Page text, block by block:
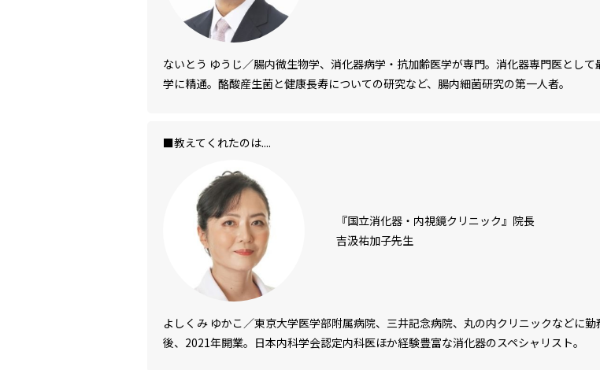
ないとう ゆうじ／腸内微生物学、消化器病学・抗加齢医学が専門。消化器専門医として
学に精通。酪酸産生菌と健康長寿についての研究など、腸内細菌研究の第一人者。
■教えてくれたのは....
『国立消化器・内視鏡クリニック』院長
吉汲祐加子先生
よしくみ ゆかこ／東京大学医学部附属病院、三井記念病院、丸の内クリニックなどに勤
後、2021年開業。日本内科学会認定内科医ほか経験豊富な消化器のスペシャリスト。